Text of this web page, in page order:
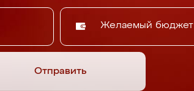
Желаемый бюджет
Отправить